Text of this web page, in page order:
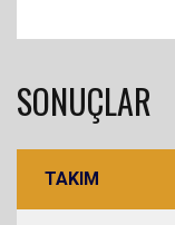
SONUÇLAR
TAKIM